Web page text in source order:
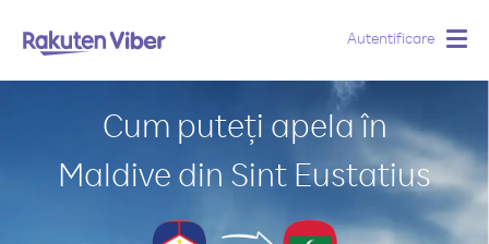
Autentificare
Cum puteți apela în
Maldive din Sint Eustatius